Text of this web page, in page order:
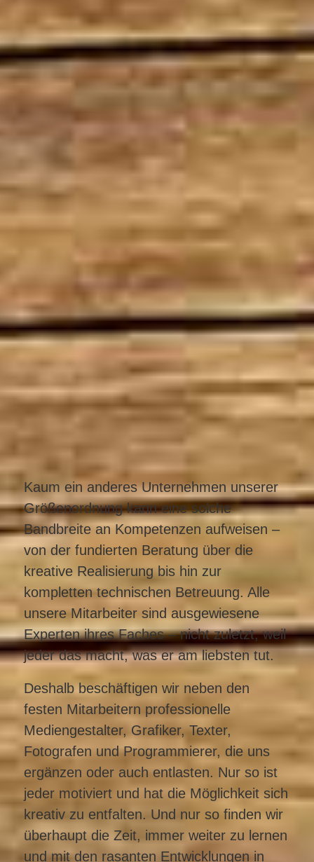
Kaum ein anderes Unternehmen unserer
Größenordnung kann eine solche
Bandbreite an Kompetenzen aufweisen –
von der fundierten Beratung über die
kreative Realisierung bis hin zur
kompletten technischen Betreuung. Alle
unsere Mitarbeiter sind ausgewiesene
Experten ihres Faches – nicht zuletzt, weil
jeder das macht, was er am liebsten tut.
Deshalb beschäftigen wir neben den
festen Mitarbeitern professionelle
Mediengestalter, Grafiker, Texter,
Fotografen und Programmierer, die uns
ergänzen oder auch entlasten. Nur so ist
jeder motiviert und hat die Möglichkeit sich
kreativ zu entfalten. Und nur so finden wir
überhaupt die Zeit, immer weiter zu lernen
und mit den rasanten Entwicklungen in